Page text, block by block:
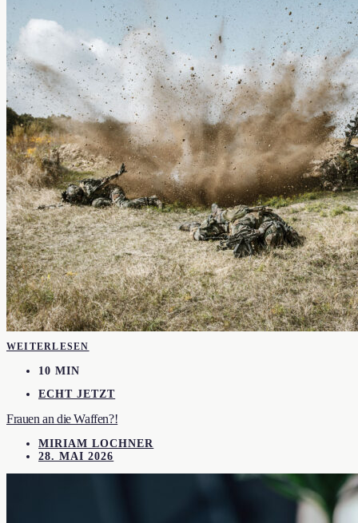
WEITERLESEN
10 MIN
ECHT JETZT
Frauen an die Waffen?!
MIRIAM LOCHNER
28. MAI 2026